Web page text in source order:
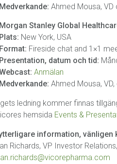
Medverkande:Ahmed Mousa, VD
Morgan Stanley Global
Plats: New York, USA
Format: Fireside chat and 1×1
Presentation, datum och tid:
Anmälan
Medverkande:Ahmed Mousa,
ledning kommer finnas
hemsida Events &
information, vänligen
Richards, VP Investor